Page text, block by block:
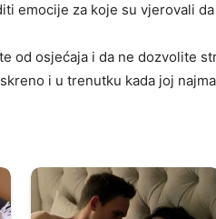
emocije za koje su vjerovali
od osjećaja i da ne dozvolite
i u trenutku kada joj